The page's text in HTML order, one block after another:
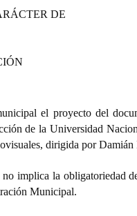
DE
el proyecto del
de la Universidad
dirigida por
implica la obligatoriedad
Municipal.